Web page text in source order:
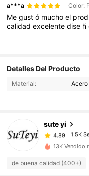
a***a
Megustó muchoel
calidadexcelentedise ñ
Detalles Del Producto
Material:
sute yi
4.89 1.5K
1.5K
1.5K
4.89
1.5K
e***5
4.89
1.5K
4.89 1.5K
13K Vendido
de buena calidad (400+)